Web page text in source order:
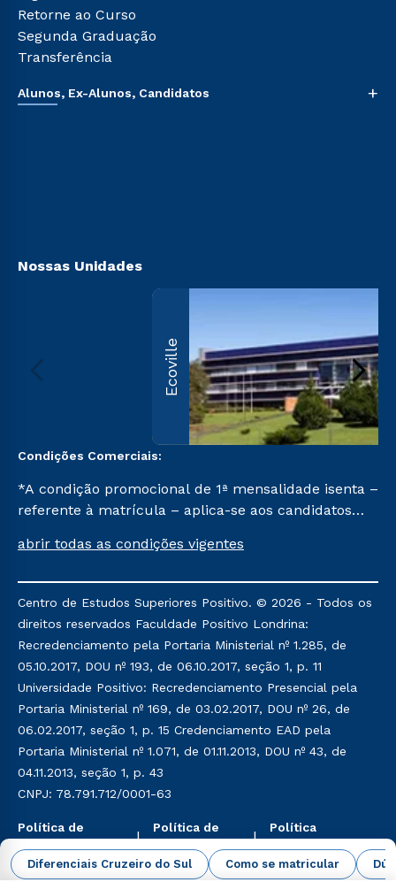
Diferenciais Cruzeiro do Sul Como se matricular
Retorne ao Curso
Segunda Graduação
Transferência
Alunos, Ex-Alunos, Candidatos +
Nossas Unidades
Ecoville
Condições Comerciais:
*A condição promocional de 1ª mensalidade isenta –
referente à matrícula – aplica-se aos candidatos
na prova on-line ou agendada, que ofertam bolsas
semestre vigente, que ainda não tenham efetivado
e/ou não tenham cancelado ou trancado sua
matrícula em uma das Instituições da Cruzeiro do
Sul Educacional, no período de um ano. Tais
condições não se aplicam aos cursos de Medicina, e
também para matriculados via FIES, Prouni e
outros programas governamentais, e não se
acumula com nenhuma outra campanha ofertada
pela Instituição.
abrir todas as condições vigentes
Centro de Estudos Superiores Positivo. © 2026 - Todos os
direitos reservados Faculdade Positivo Londrina:
Recredenciamento pela Portaria Ministerial nº 1.285, de
05.10.2017, DOU nº 193, de 06.10.2017, seção 1, p. 11
Universidade Positivo: Recredenciamento Presencial pela
Portaria Ministerial nº 169, de 03.02.2017, DOU nº 26, de
06.02.2017, seção 1, p. 15 Credenciamento EAD pela
Portaria Ministerial nº 1.071, de 01.11.2013, DOU nº 43, de
04.11.2013, seção 1, p. 43
CNPJ: 78.791.712/0001-63
Política de
Privacidade
Política de
Cookies
Política
Ambiental